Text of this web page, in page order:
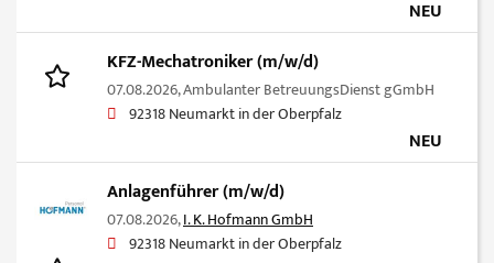
NEU
KFZ-Mechatroniker (m/w/d)
07.08.2026,Ambulanter BetreuungsDienst gGmbH
92318 Neumarkt in der Oberpfalz
NEU
Anlagenführer (m/w/d)
07.08.2026,I. K. Hofmann GmbH
92318 Neumarkt in der Oberpfalz